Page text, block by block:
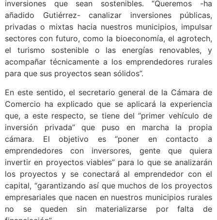
Así, este nuevo vehículo de inversión tendrá un enfoque
de impacto, de modo que se busquen proyectos e
inversiones que sean sostenibles. “Queremos -ha
añadido Gutiérrez- canalizar inversiones públicas,
privadas o mixtas hacia nuestros municipios, impulsar
sectores con futuro, como la bioeconomía, el agrotech,
el turismo sostenible o las energías renovables, y
acompañar técnicamente a los emprendedores rurales
para que sus proyectos sean sólidos”.
En este sentido, el secretario general de la Cámara de
Comercio ha explicado que se aplicará la experiencia
que, a este respecto, se tiene del “primer vehículo de
inversión privada” que puso en marcha la propia
cámara. El objetivo es “poner en contacto a
emprendedores con inversores, gente que quiera
invertir en proyectos viables” para lo que se analizarán
los proyectos y se conectará al emprendedor con el
capital, “garantizando así que muchos de los proyectos